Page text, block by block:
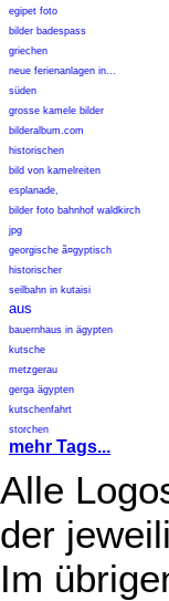
egipet foto
bilder badespass
griechen
neue ferienanlagen in...
süden
grosse kamele bilder
bilderalbum.com
historischen
bild von kamelreiten
esplanade,
bilder foto bahnhof waldkirch
jpg
georgische ã¤gyptisch
historischer
seilbahn in kutaisi
aus
bauernhaus in ägypten
kutsche
metzgerau
gerga ägypten
kutschenfahrt
storchen
mehr Tags...
Alle
der
Im